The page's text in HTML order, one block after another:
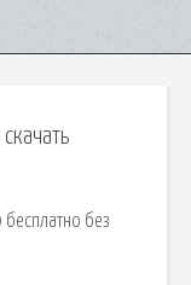
бесплатно без